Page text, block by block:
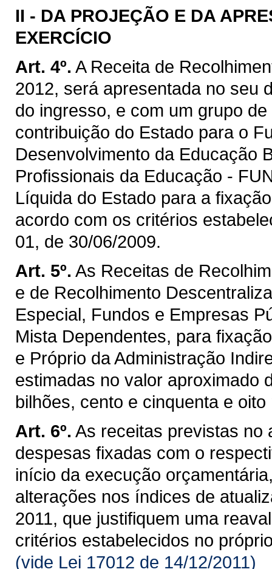
II - DA PROJEÇÃO E DA
EXERCÍCIO
Art. 4º. A Receita de
2012, será apresentada no seu
do ingresso, e com um grupo
contribuição do Estado para o
Desenvolvimento da Educação
Profissionais da Educação -
Líquida do Estado para a
acordo com os critérios
01, de 30/06/2009.
Art. 5º. As Receitas de
e de Recolhimento
Especial, Fundos e Empresas
Mista Dependentes, para
e Próprio da Administração
estimadas no valor aproximado
bilhões, cento e cinquenta e
Art. 6º. As receitas previstas no
despesas fixadas com o
início da execução
alterações nos índices de
2011, que justifiquem uma
critérios estabelecidos no
(vide Lei 17012 de 14/12/2011)